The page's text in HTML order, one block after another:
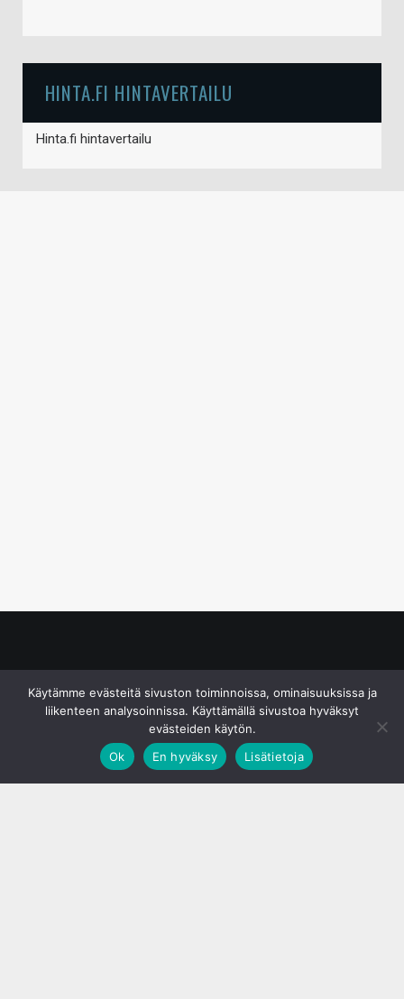
HINTA.FI HINTAVERTAILU
Hinta.fi hintavertailu
Käytämme evästeitä sivuston toiminnoissa, ominaisuuksissa ja
liikenteen analysoinnissa. Käyttämällä sivustoa hyväksyt
evästeiden käytön.
Ok
En hyväksy Lisätietoja